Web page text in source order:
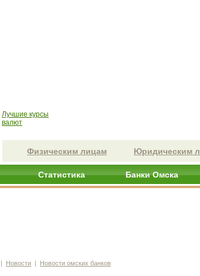
Лучшие курсы
валют
Физическим лицам Юридическим
Статистика Банки Омска
| Новости | Новости омских банков